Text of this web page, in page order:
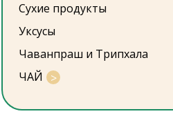
Сухие продукты
Уксусы
Чаванпраш и Трипхала
ЧАЙ